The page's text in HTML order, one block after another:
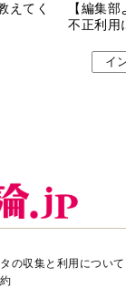
えてく
【編集
不正利用
イ
の収集と利用について